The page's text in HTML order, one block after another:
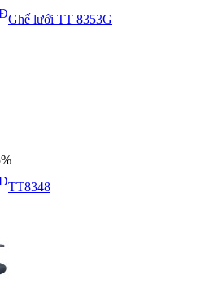
Ghế lưới TT 8353G
TT8348